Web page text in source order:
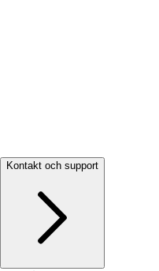
Kontakt och support